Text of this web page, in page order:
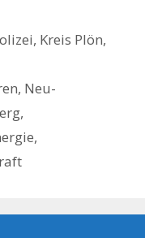
, Kreis Plön,
, Neu-
,
,